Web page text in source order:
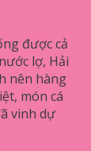
được cả
lợ, Hải
nên hàng
món cá
vinh dự